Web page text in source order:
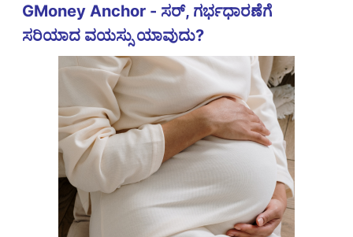
GMoney Anchor - ಸರ್, ಗರ್ಭಧಾರಣೆಗೆ
ಸರಿಯಾದ ವಯಸ್ಸು ಯಾವುದು?